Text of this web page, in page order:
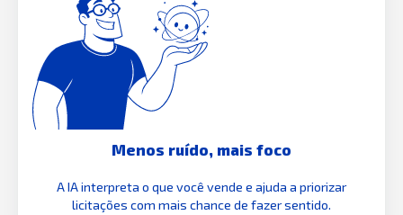
Menos ruído, mais foco
A IA interpreta o que você vende e ajuda a priorizar
licitações com mais chance de fazer sentido.